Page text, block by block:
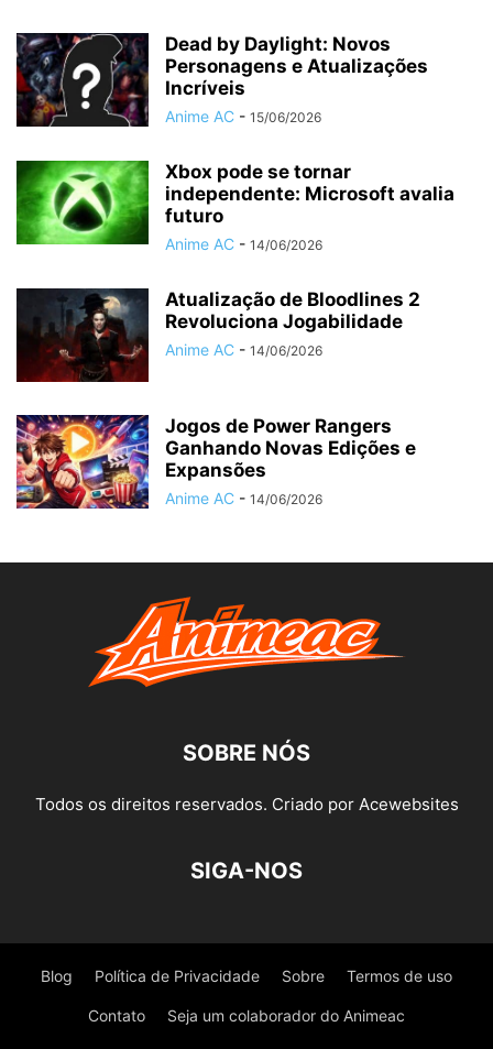
Dead by Daylight: Novos
Personagens e Atualizações
Incríveis
Anime AC - 15/06/2026
Xbox pode se tornar
independente: Microsoft avalia
futuro
Anime AC - 14/06/2026
Atualização de Bloodlines 2
Revoluciona Jogabilidade
Anime AC - 14/06/2026
Jogos de Power Rangers
Ganhando Novas Edições e
Expansões
Anime AC - 14/06/2026
SOBRE NÓS
Todos os direitos reservados. Criado por Acewebsites
SIGA-NOS
Blog Política de Privacidade Sobre Termos de uso
Contato Seja um colaborador do Animeac